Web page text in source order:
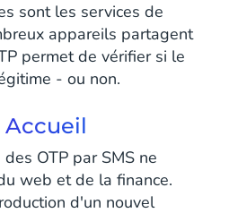
sont les services de
appareils partagent
permet de vérifier si le
- ou non.
Accueil
OTP par SMS ne
web et de la finance.
d'un nouvel